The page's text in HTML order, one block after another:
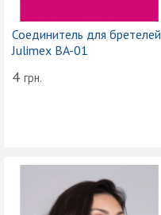
Соединитель для бретелей
Julimex BA-01
4 грн.